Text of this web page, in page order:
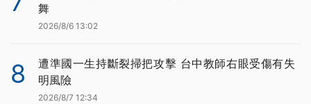
舞
2026/8/6 13:02
8
遭準國一生持斷裂掃把攻擊 台中教師右眼受傷有失
明風險
2026/8/7 12:34